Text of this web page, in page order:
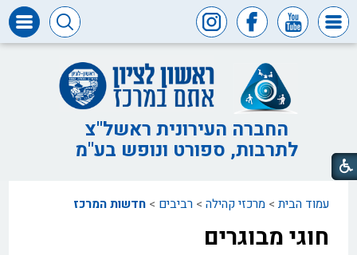
ומכרזים
חופש
המידע
דבר
ראש
דבר
החברה העירונית ראשל"צ
לתרבות, ספורט ונופש בע"מ
עמוד הבית >מרכזי קהילה >רביבים >חדשות המרכז
חוגי מבוגרים